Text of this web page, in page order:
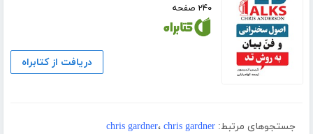
۲۴۰ صفحه
دریافت از کتابراه
جستجوهای مرتبط: chris gardner، chris gardner